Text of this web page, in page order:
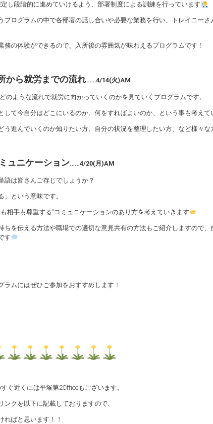
し段階的に進めていけるよう、部署制度による訓練を行っています
プログラムの中で各部署の話し合いや必要な業務を行い、トレイニー
務の体験ができるので、入所後の雰囲気が味わえるプログラムです！
ら就労までの流れ……4/14(火)AM
のような流れで就労に向かっていくのかを見ていくプログラムです。
して今自分はどこにいるのか、何をすればよいのか、という事も考えて
う進んでいくのか知りたい方、自分の状況を整理したい方、など様々な
ュニケーション……4/20(月)AM
語は皆さんご存じでしょうか？
という意味です。
相手も尊重する”コミュニケーションのあり方を考えていきます
ちを伝える方法や職場での適切な意見共有の方法もご紹介しますので
す
ラムにはぜひご参加をおすすめします！
ぐ近くには平塚第2Officeもございます。
ンクを以下に記載しておりますので、
ればと思います！！